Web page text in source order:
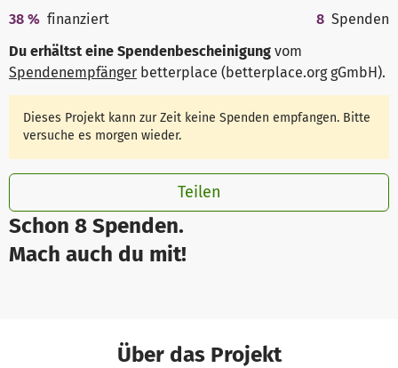
Schon 8 Spenden.
Mach auch du mit!
38 % finanziert 8 Spenden
Du erhältst eine Spendenbescheinigung vom
Spendenempfänger betterplace (betterplace.org gGmbH).
Dieses Projekt kann zur Zeit keine Spenden empfangen. Bitte
versuche es morgen wieder.
Teilen
Über das Projekt